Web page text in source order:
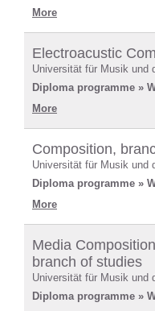
More
Electroacustic
Universität für Musik und
Diploma programme »
More
Composition,
Universität für Musik und
Diploma programme »
More
Media
branch of studies
Universität für Musik und
Diploma programme »